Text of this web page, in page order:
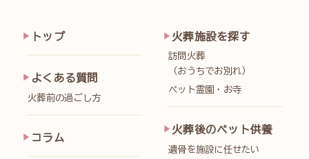
トップ
よくある質問
火葬前の過ごし方
コラム
火葬施設を探す
訪問火葬
（おうちでお別れ）
ペット霊園・お寺
火葬後のペット供養
遺骨を施設に任せたい